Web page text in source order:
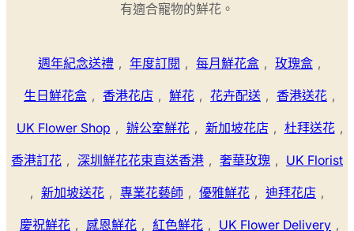
有適合寵物的鮮花。
週年紀念送禮 , 年度訂閱 , 每月鮮花盒 , 玫瑰盒 ,
生日鮮花盒 , 香港花店 , 鮮花 , 花卉配送 , 香港送花 ,
UK Flower Shop , 辦公室鮮花 , 新加坡花店 , 杜拜送花 ,
香港訂花 , 深圳鮮花花束直送香港 , 奢華玫瑰 , UK Florist
, 新加坡送花 , 專業花藝師 , 優雅鮮花 , 迪拜花店 ,
慶祝鮮花 , 感恩鮮花 , 紅色鮮花 , UK Flower Delivery ,